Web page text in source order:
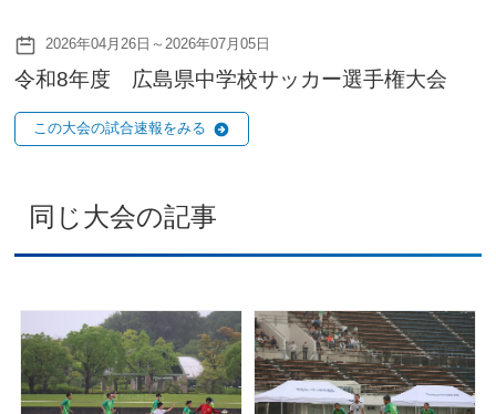
2026年04月26日～2026年07月05日
令和8年度 広島県中学校サッカー選手権大会
この大会の試合速報をみる
同じ大会の記事